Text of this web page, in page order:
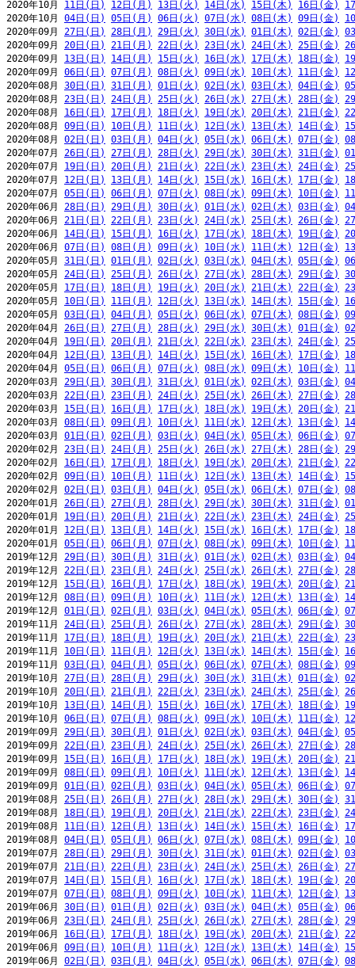
2020年10月 11日(日) 12日(月) 13日(火) 14日(水) 15日(木) 16日(金)
2020年10月 04日(日) 05日(月) 06日(火) 07日(水) 08日(木) 09日(金)
2020年09月 27日(日) 28日(月) 29日(火) 30日(水) 01日(木) 02日(金)
2020年09月 20日(日) 21日(月) 22日(火) 23日(水) 24日(木) 25日(金)
2020年09月 13日(日) 14日(月) 15日(火) 16日(水) 17日(木) 18日(金)
2020年09月 06日(日) 07日(月) 08日(火) 09日(水) 10日(木) 11日(金)
2020年08月 30日(日) 31日(月) 01日(火) 02日(水) 03日(木) 04日(金)
2020年08月 23日(日) 24日(月) 25日(火) 26日(水) 27日(木) 28日(金)
2020年08月 16日(日) 17日(月) 18日(火) 19日(水) 20日(木) 21日(金)
2020年08月 09日(日) 10日(月) 11日(火) 12日(水) 13日(木) 14日(金)
2020年08月 02日(日) 03日(月) 04日(火) 05日(水) 06日(木) 07日(金)
2020年07月 26日(日) 27日(月) 28日(火) 29日(水) 30日(木) 31日(金)
2020年07月 19日(日) 20日(月) 21日(火) 22日(水) 23日(木) 24日(金)
2020年07月 12日(日) 13日(月) 14日(火) 15日(水) 16日(木) 17日(金)
2020年07月 05日(日) 06日(月) 07日(火) 08日(水) 09日(木) 10日(金)
2020年06月 28日(日) 29日(月) 30日(火) 01日(水) 02日(木) 03日(金)
2020年06月 21日(日) 22日(月) 23日(火) 24日(水) 25日(木) 26日(金)
2020年06月 14日(日) 15日(月) 16日(火) 17日(水) 18日(木) 19日(金)
2020年06月 07日(日) 08日(月) 09日(火) 10日(水) 11日(木) 12日(金)
2020年05月 31日(日) 01日(月) 02日(火) 03日(水) 04日(木) 05日(金)
2020年05月 24日(日) 25日(月) 26日(火) 27日(水) 28日(木) 29日(金)
2020年05月 17日(日) 18日(月) 19日(火) 20日(水) 21日(木) 22日(金)
2020年05月 10日(日) 11日(月) 12日(火) 13日(水) 14日(木) 15日(金)
2020年05月 03日(日) 04日(月) 05日(火) 06日(水) 07日(木) 08日(金)
2020年04月 26日(日) 27日(月) 28日(火) 29日(水) 30日(木) 01日(金)
2020年04月 19日(日) 20日(月) 21日(火) 22日(水) 23日(木) 24日(金)
2020年04月 12日(日) 13日(月) 14日(火) 15日(水) 16日(木) 17日(金)
2020年04月 05日(日) 06日(月) 07日(火) 08日(水) 09日(木) 10日(金)
2020年03月 29日(日) 30日(月) 31日(火) 01日(水) 02日(木) 03日(金)
2020年03月 22日(日) 23日(月) 24日(火) 25日(水) 26日(木) 27日(金)
2020年03月 15日(日) 16日(月) 17日(火) 18日(水) 19日(木) 20日(金)
2020年03月 08日(日) 09日(月) 10日(火) 11日(水) 12日(木) 13日(金)
2020年03月 01日(日) 02日(月) 03日(火) 04日(水) 05日(木) 06日(金)
2020年02月 23日(日) 24日(月) 25日(火) 26日(水) 27日(木) 28日(金)
2020年02月 16日(日) 17日(月) 18日(火) 19日(水) 20日(木) 21日(金)
2020年02月 09日(日) 10日(月) 11日(火) 12日(水) 13日(木) 14日(金)
2020年02月 02日(日) 03日(月) 04日(火) 05日(水) 06日(木) 07日(金)
2020年01月 26日(日) 27日(月) 28日(火) 29日(水) 30日(木) 31日(金)
2020年01月 19日(日) 20日(月) 21日(火) 22日(水) 23日(木) 24日(金)
2020年01月 12日(日) 13日(月) 14日(火) 15日(水) 16日(木) 17日(金)
2020年01月 05日(日) 06日(月) 07日(火) 08日(水) 09日(木) 10日(金)
2019年12月 29日(日) 30日(月) 31日(火) 01日(水) 02日(木) 03日(金)
2019年12月 22日(日) 23日(月) 24日(火) 25日(水) 26日(木) 27日(金)
2019年12月 15日(日) 16日(月) 17日(火) 18日(水) 19日(木) 20日(金)
2019年12月 08日(日) 09日(月) 10日(火) 11日(水) 12日(木) 13日(金)
2019年12月 01日(日) 02日(月) 03日(火) 04日(水) 05日(木) 06日(金)
2019年11月 24日(日) 25日(月) 26日(火) 27日(水) 28日(木) 29日(金)
2019年11月 17日(日) 18日(月) 19日(火) 20日(水) 21日(木) 22日(金)
2019年11月 10日(日) 11日(月) 12日(火) 13日(水) 14日(木) 15日(金)
2019年11月 03日(日) 04日(月) 05日(火) 06日(水) 07日(木) 08日(金)
2019年10月 27日(日) 28日(月) 29日(火) 30日(水) 31日(木) 01日(金)
2019年10月 20日(日) 21日(月) 22日(火) 23日(水) 24日(木) 25日(金)
2019年10月 13日(日) 14日(月) 15日(火) 16日(水) 17日(木) 18日(金)
2019年10月 06日(日) 07日(月) 08日(火) 09日(水) 10日(木) 11日(金)
2019年09月 29日(日) 30日(月) 01日(火) 02日(水) 03日(木) 04日(金)
2019年09月 22日(日) 23日(月) 24日(火) 25日(水) 26日(木) 27日(金)
2019年09月 15日(日) 16日(月) 17日(火) 18日(水) 19日(木) 20日(金)
2019年09月 08日(日) 09日(月) 10日(火) 11日(水) 12日(木) 13日(金)
2019年09月 01日(日) 02日(月) 03日(火) 04日(水) 05日(木) 06日(金)
2019年08月 25日(日) 26日(月) 27日(火) 28日(水) 29日(木) 30日(金)
2019年08月 18日(日) 19日(月) 20日(火) 21日(水) 22日(木) 23日(金)
2019年08月 11日(日) 12日(月) 13日(火) 14日(水) 15日(木) 16日(金)
2019年08月 04日(日) 05日(月) 06日(火) 07日(水) 08日(木) 09日(金)
2019年07月 28日(日) 29日(月) 30日(火) 31日(水) 01日(木) 02日(金)
2019年07月 21日(日) 22日(月) 23日(火) 24日(水) 25日(木) 26日(金)
2019年07月 14日(日) 15日(月) 16日(火) 17日(水) 18日(木) 19日(金)
2019年07月 07日(日) 08日(月) 09日(火) 10日(水) 11日(木) 12日(金)
2019年06月 30日(日) 01日(月) 02日(火) 03日(水) 04日(木) 05日(金)
2019年06月 23日(日) 24日(月) 25日(火) 26日(水) 27日(木) 28日(金)
2019年06月 16日(日) 17日(月) 18日(火) 19日(水) 20日(木) 21日(金)
2019年06月 09日(日) 10日(月) 11日(火) 12日(水) 13日(木) 14日(金)
2019年06月 02日(日) 03日(月) 04日(火) 05日(水) 06日(木) 07日(金)